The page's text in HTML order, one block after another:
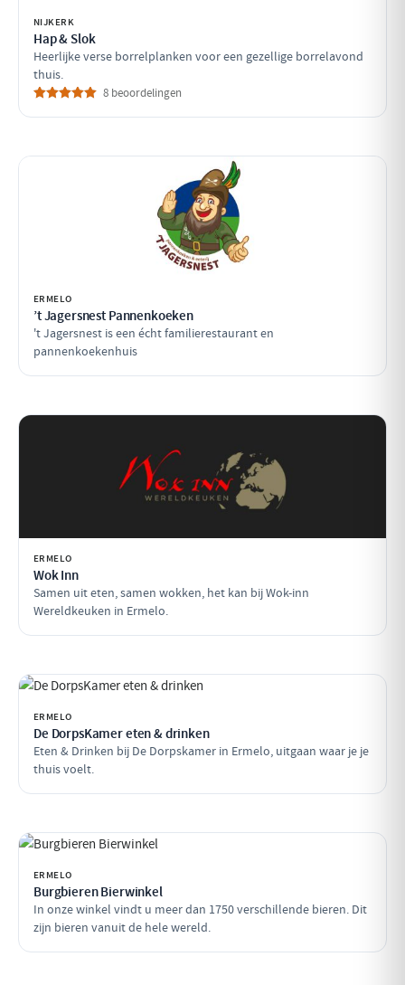
NIJKERK
Hap & Slok
Heerlijke verse borrelplanken voor een gezellige borrelavond
thuis.
8 beoordelingen
ERMELO
’t Jagersnest Pannenkoeken
't Jagersnest is een écht familierestaurant en
pannenkoekenhuis
ERMELO
Wok Inn
Samen uit eten, samen wokken, het kan bij Wok-inn
Wereldkeuken in Ermelo.
ERMELO
De DorpsKamer eten & drinken
Eten & Drinken bij De Dorpskamer in Ermelo, uitgaan waar je je
thuis voelt.
ERMELO
Burgbieren Bierwinkel
In onze winkel vindt u meer dan 1750 verschillende bieren. Dit
zijn bieren vanuit de hele wereld.